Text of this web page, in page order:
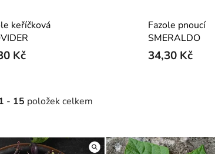
keříčková
Kč
Fazole pnoucí
SMERALDO
34,30 Kč
- 15 položek celkem